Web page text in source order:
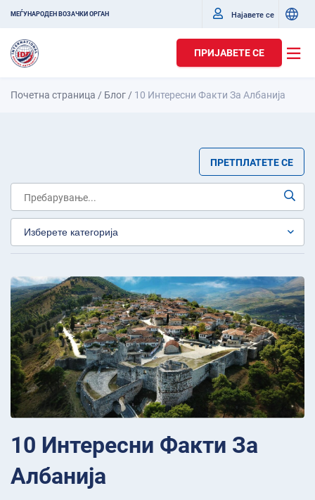
МЕЃУНАРОДЕН ВОЗАЧКИ ОРГАН Најавете се
ПРИЈАВЕТЕ СЕ
Почетна страница / Блог / 10 Интересни Факти За Албанија
ПРЕТПЛАТЕТЕ СЕ
10 Интересни Факти За
Албанија